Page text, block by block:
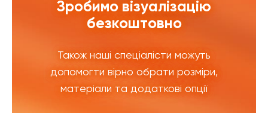
Зробимо візуалізацію
безкоштовно
Також наші спеціалісти можуть
допомогти вірно обрати розміри,
матеріали та додаткові опції